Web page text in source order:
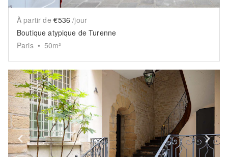
À partir de €536 /jour
Boutique atypique de Turenne
Paris • 50m²
Show previous slide